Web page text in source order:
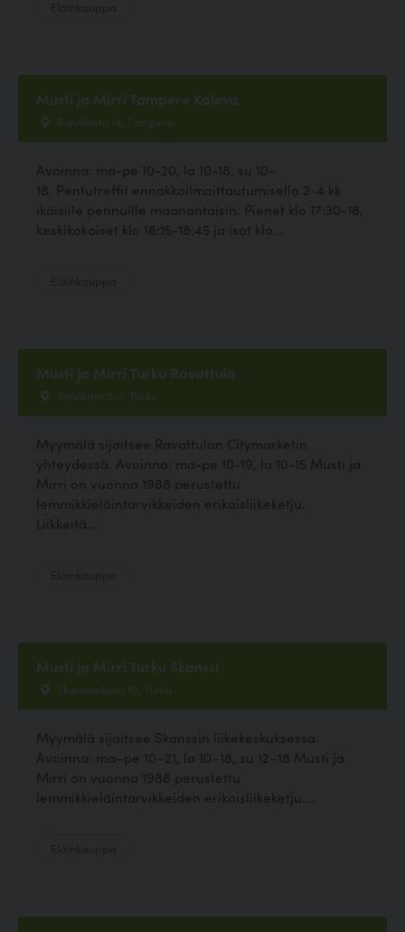
Musti ja Mirri Tampere Kaleva
Rieväkatu 14, Tampere
Avoinna: ma-pe 10-20, la 10-18, su 10-
18. Pentutreffit ennakkoilmoittautumisella 2-4 kk
ikäisille pennuille maanantaisin. Pienet klo 17:30-18,
keskikokoiset klo 18:15-18:45 ja isot klo...
Musti ja Mirri Turku Ravattula
Reivikatu 5-7, Turku
Myymälä sijaitsee Ravattulan Citymarketin
yhteydessä. Avoinna: ma-pe 10-19, la 10-15 Musti ja
Mirri on vuonna 1988 perustettu
lemmikkieläintarvikkeiden erikoisliikeketju.
Liikkeitä...
Musti ja Mirri Turku Skanssi
Skanssinkatu 10, Turku
Myymälä sijaitsee Skanssin liikekeskuksessa.
Avoinna: ma–pe 10–21, la 10–18, su 12–18 Musti ja
Mirri on vuonna 1988 perustettu
lemmikkieläintarvikkeiden erikoisliikeketju....